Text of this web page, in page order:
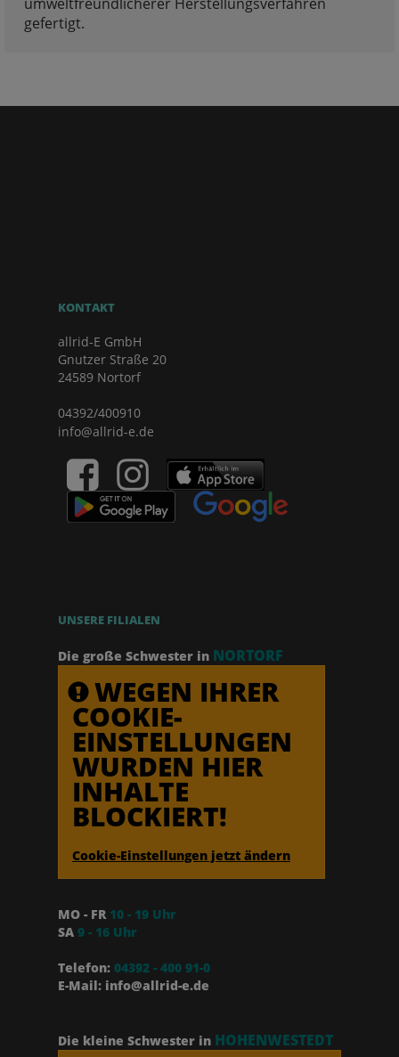
gefertigt.
KONTAKT
allrid-E GmbH
Gnutzer Straße 20
24589 Nortorf
04392/400910
info@allrid-e.de
UNSERE FILIALEN
Die große Schwester in NORTORF
WEGEN IHRER
COOKIE-
EINSTELLUNGEN
WURDEN HIER
INHALTE
BLOCKIERT!
Cookie-Einstellungen jetzt ändern
MO - FR 10 - 19 Uhr
SA 9 - 16 Uhr
Telefon: 04392 - 400 91-0
E-Mail: info@allrid-e.de
Die kleine Schwester in HOHENWESTEDT